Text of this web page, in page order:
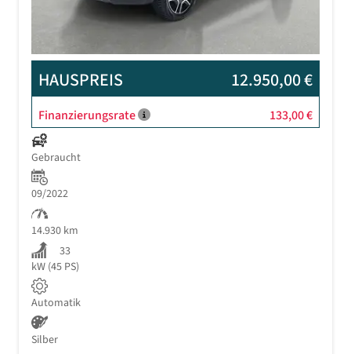
HAUSPREIS 12.950,00 €
Finanzierungsrate 133,00 €
Gebraucht
09/2022
14.930 km
33
kW (45 PS)
Automatik
Silber